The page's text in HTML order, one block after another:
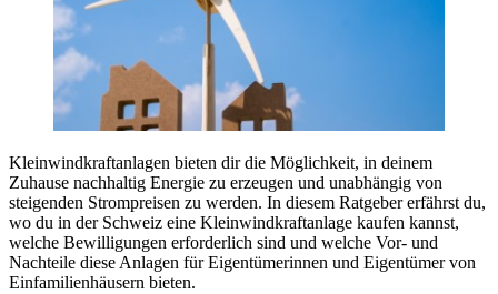
Kleinwindkraftanlagen bieten dir die Möglichkeit, in deinem
Zuhause nachhaltig Energie zu erzeugen und unabhängig von
steigenden Strompreisen zu werden. In diesem Ratgeber erfährst du,
wo du in der Schweiz eine Kleinwindkraftanlage kaufen kannst,
welche Bewilligungen erforderlich sind und welche Vor- und
Nachteile diese Anlagen für Eigentümerinnen und Eigentümer von
Einfamilienhäusern bieten.